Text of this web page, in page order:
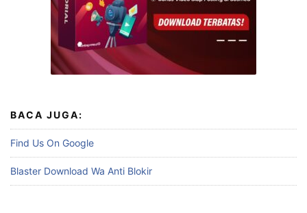
BACA JUGA:
Find Us On Google
Blaster Download Wa Anti Blokir